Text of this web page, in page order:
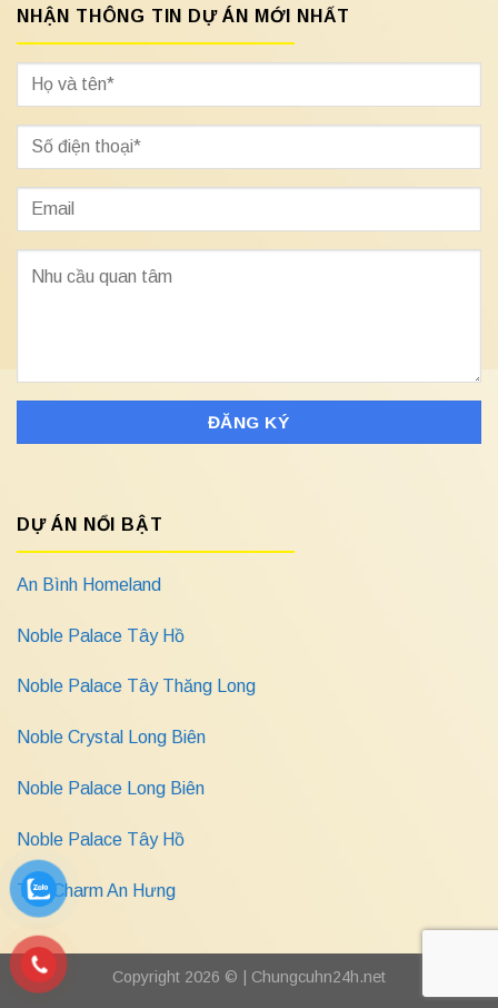
NHẬN THÔNG TIN DỰ ÁN MỚI NHẤT
DỰ ÁN NỔI BẬT
An Bình Homeland
Noble Palace Tây Hồ
Noble Palace Tây Thăng Long
Noble Crystal Long Biên
Noble Palace Long Biên
Noble Palace Tây Hồ
The Charm An Hưng
Copyright 2026 © | Chungcuhn24h.net